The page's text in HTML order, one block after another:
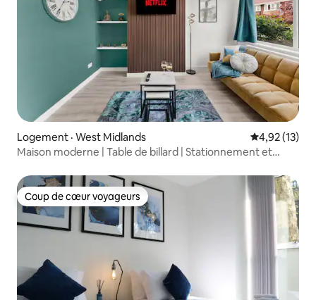
Logement · West Midlands Note
4,92 (13)
Maison moderne | Table de billard | Stationnement et
Coup de cœur voyageurs
Coup de cœur voyageurs